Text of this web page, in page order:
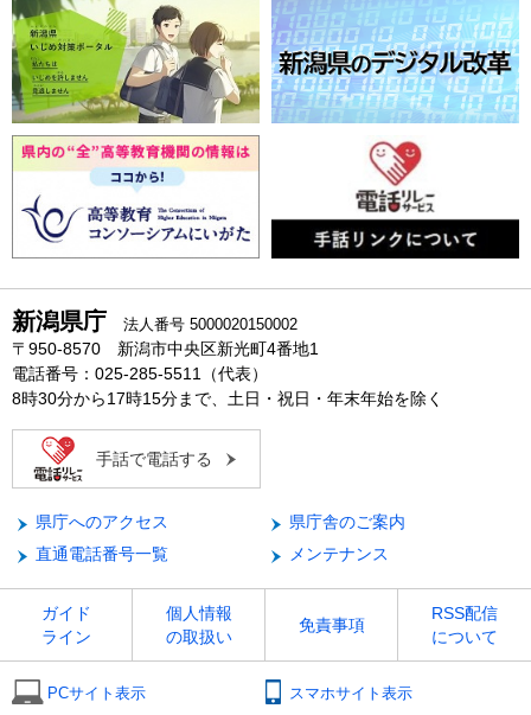
新潟県庁 法人番号 5000020150002
〒950-8570 新潟市中央区新光町4番地1
電話番号：025-285-5511（代表）
8時30分から17時15分まで、土日・祝日・年末年始を除く
手話で電話する
県庁へのアクセス
県庁舎のご案内
直通電話番号一覧
メンテナンス
ガイド
ライン
個人情報
の取扱い
免責事項
RSS配信
について
PCサイト表示 スマホサイト表示